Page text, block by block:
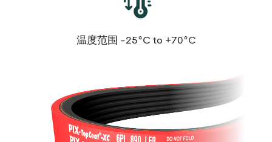
温度范围 -25°C to +70°C